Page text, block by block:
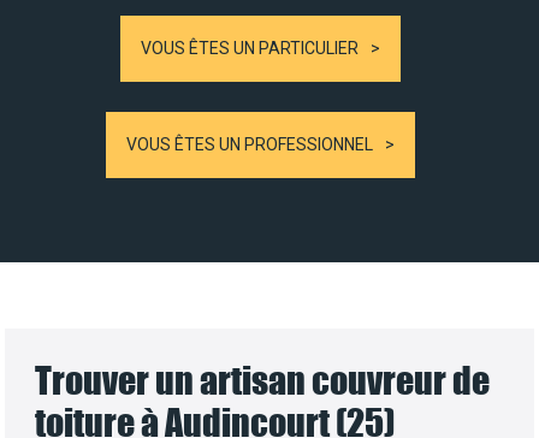
VOUS ÊTES UN PARTICULIER
VOUS ÊTES UN PROFESSIONNEL
Trouver un artisan couvreur de
toiture à Audincourt (25)